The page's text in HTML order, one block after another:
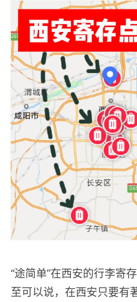
“途简单”在西安的行李寄
至可以说，在西安只要有